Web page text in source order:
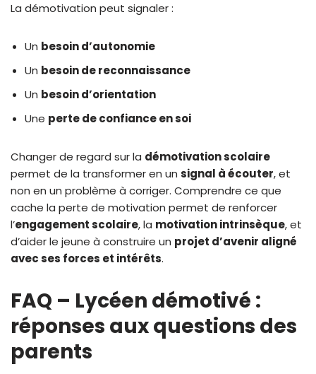
La démotivation peut signaler :
Un besoin d’autonomie
Un besoin de reconnaissance
Un besoin d’orientation
Une perte de confiance en soi
Changer de regard sur la démotivation scolaire
permet de la transformer en un signal à écouter, et
non en un problème à corriger. Comprendre ce que
cache la perte de motivation permet de renforcer
l’engagement scolaire, la motivation intrinsèque, et
d’aider le jeune à construire un projet d’avenir aligné
avec ses forces et intérêts.
FAQ – Lycéen démotivé :
réponses aux questions des
parents